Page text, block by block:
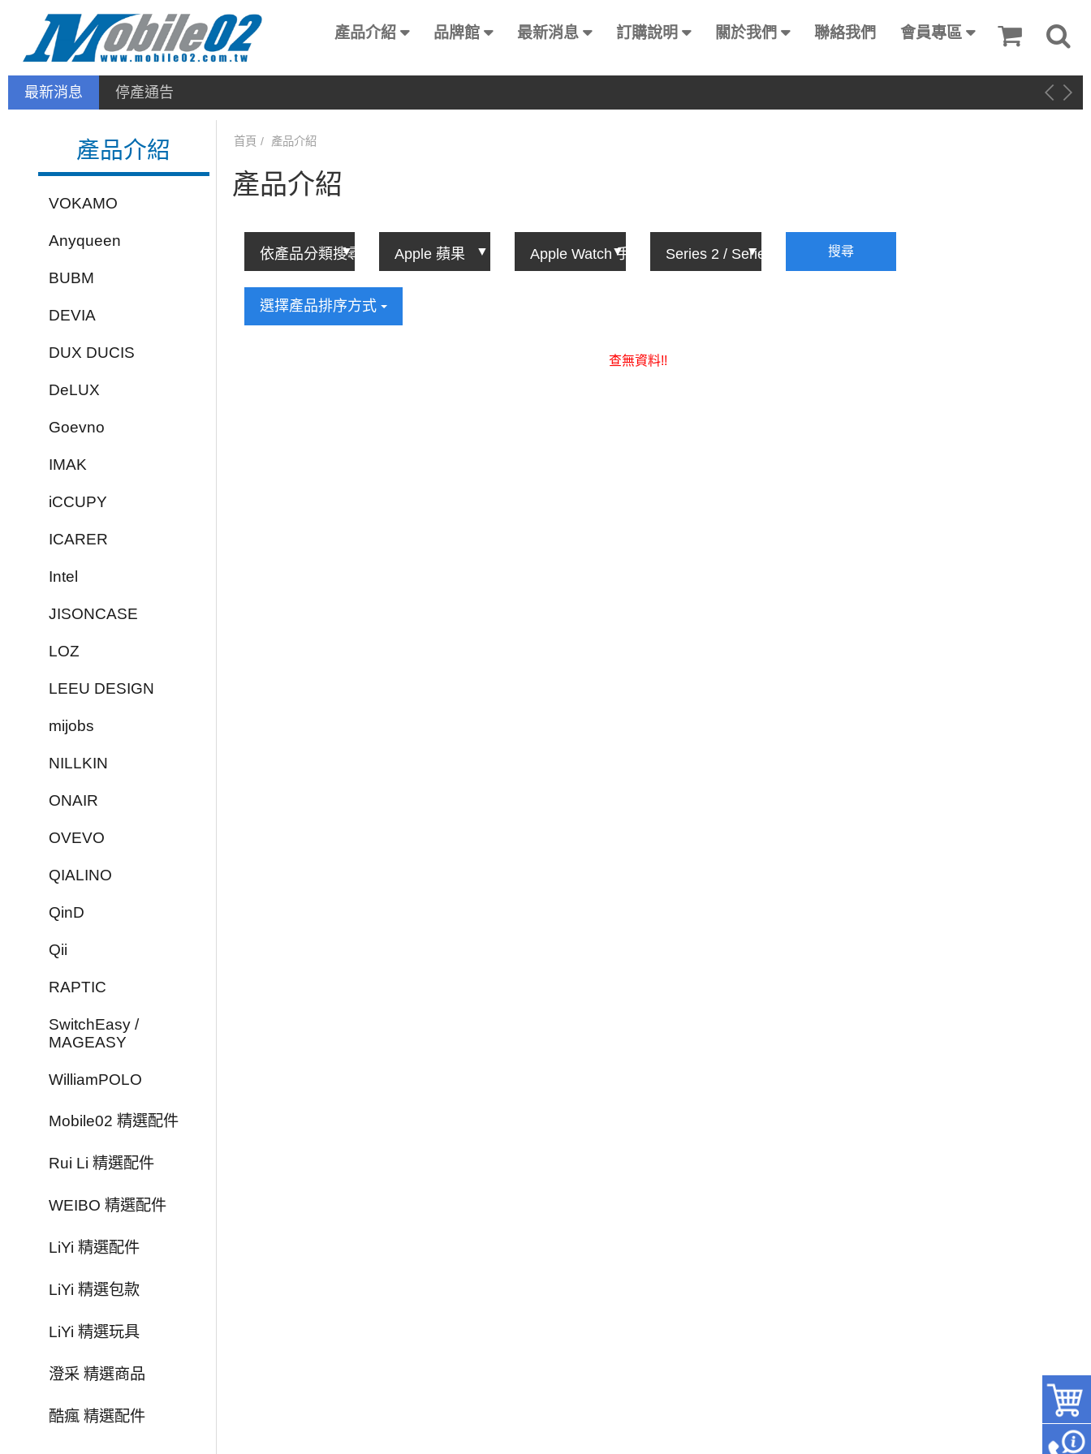
產品介紹 品牌館 最新消息 訂購說明 關於我們 聯絡我們 會員專區
最新消息 停產通告
產品介紹
VOKAMO
Anyqueen
BUBM
DEVIA
DUX DUCIS
DeLUX
Goevno
IMAK
iCCUPY
ICARER
Intel
JISONCASE
LOZ
LEEU DESIGN
mijobs
NILLKIN
ONAIR
OVEVO
QIALINO
QinD
Qii
RAPTIC
SwitchEasy /
MAGEASY
WilliamPOLO
Mobile02 精選配件
Rui Li 精選配件
WEIBO 精選配件
LiYi 精選配件
LiYi 精選包款
LiYi 精選玩具
澄采 精選商品
酷瘋 精選配件
首頁 產品介紹
產品介紹
搜尋
選擇產品排序方式
查無資料!!